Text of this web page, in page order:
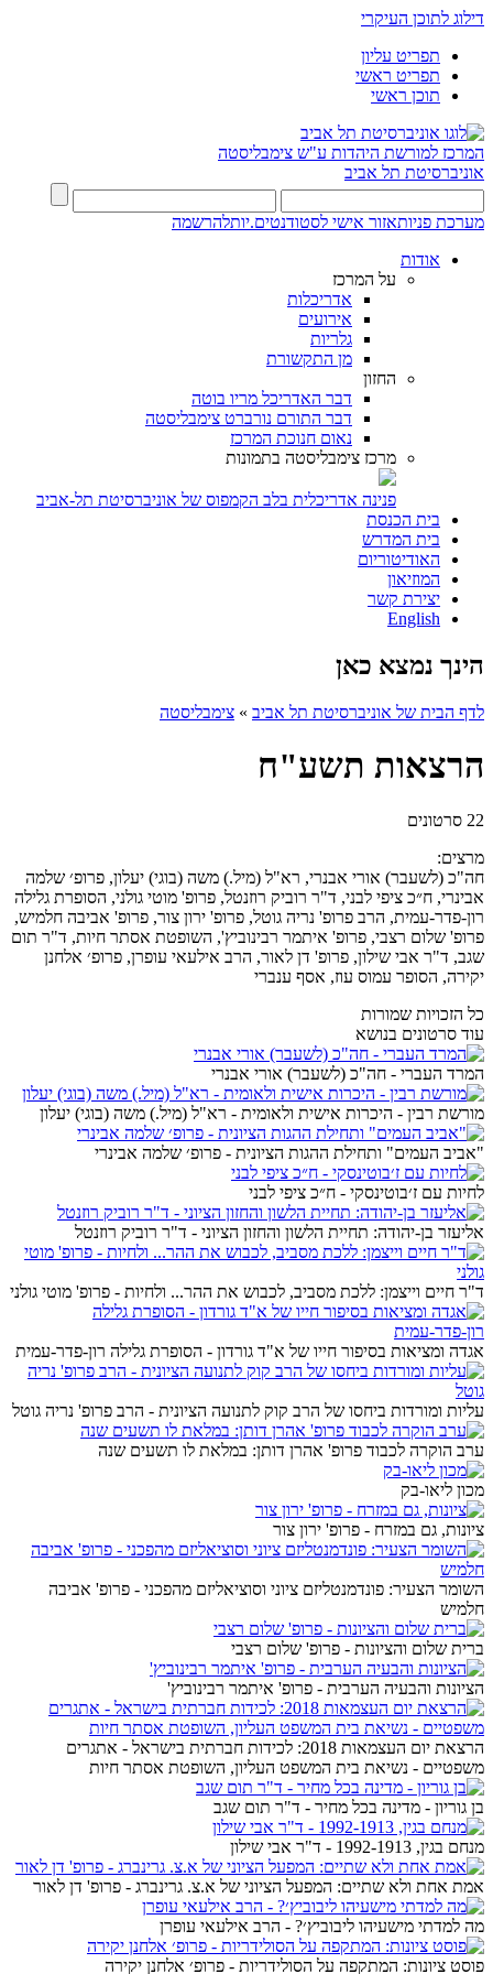
דילוג לתוכן העיקרי
תפריט עליון
תפריט ראשי
תוכן ראשי
המרכז למורשת היהדות ע"ש צימבליסטה
אוניברסיטת תל אביב
מערכת פניותאזור אישי לסטודנטים.יותלהרשמה
אודות
על המרכז
אדריכלות
אירועים
גלריות
מן התקשורת
החזון
דבר האדריכל מריו בוטה
דבר התורם נורברט צימבליסטה
נאום חנוכת המרכז
מרכז צימבליסטה בתמונות
פנינה אדריכלית בלב הקמפוס של אוניברסיטת תל-אביב
בית הכנסת
בית המדרש
האודיטוריום
המוזיאון
יצירת קשר
English
הינך נמצא כאן
לדף הבית של אוניברסיטת תל אביב » צימבליסטה
הרצאות תשע"ח
22 סרטונים
מרצים:
חה"כ (לשעבר) אורי אבנרי, רא"ל (מיל.) משה (בוגי) יעלון, פרופ׳ שלמה
אבינרי, ח״כ ציפי לבני, ד"ר רוביק רוזנטל, פרופ' מוטי גולני, הסופרת גלילה
רון-פדר-עמית, הרב פרופ' נריה גוטל, פרופ' ירון צור, פרופ' אביבה חלמיש,
פרופ' שלום רצבי, פרופ' איתמר רבינוביץ', השופטת אסתר חיות, ד"ר תום
שגב, ד"ר אבי שילון, פרופ' דן לאור, הרב אילעאי עופרן, פרופ׳ אלחנן
יקירה, הסופר עמוס עוז, אסף ענברי
כל הזכויות שמורות
עוד סרטונים בנושא
המרד העברי - חה"כ (לשעבר) אורי אבנרי
מורשת רבין - היכרות אישית ולאומית - רא"ל (מיל.) משה (בוגי) יעלון
"אביב העמים" ותחילת ההגות הציונית - פרופ׳ שלמה אבינרי
לחיות עם ז׳בוטינסקי - ח״כ ציפי לבני
אליעזר בן-יהודה: תחיית הלשון והחזון הציוני - ד"ר רוביק רוזנטל
ד"ר חיים וייצמן: ללכת מסביב, לכבוש את ההר... ולחיות - פרופ' מוטי גולני
אגדה ומציאות בסיפור חייו של א"ד גורדון - הסופרת גלילה רון-פדר-עמית
עליות ומורדות ביחסו של הרב קוק לתנועה הציונית - הרב פרופ' נריה גוטל
ערב הוקרה לכבוד פרופ' אהרן דותן: במלאת לו תשעים שנה
מכון ליאו-בק
ציונות, גם במזרח - פרופ' ירון צור
השומר הצעיר: פונדמנטליזם ציוני וסוציאליזם מהפכני - פרופ' אביבה
חלמיש
ברית שלום והציונות - פרופ' שלום רצבי
הציונות והבעיה הערבית - פרופ' איתמר רבינוביץ'
הרצאת יום העצמאות 2018: לכידות חברתית בישראל - אתגרים
משפטיים - נשיאת בית המשפט העליון, השופטת אסתר חיות
בן גוריון - מדינה בכל מחיר - ד"ר תום שגב
מנחם בגין, 1992-1913 - ד"ר אבי שילון
אמת אחת ולא שתיים: המפעל הציוני של א.צ. גרינברג - פרופ' דן לאור
מה למדתי מישעיהו ליבוביץ׳? - הרב אילעאי עופרן
פוסט ציונות: המתקפה על הסולידריות - פרופ׳ אלחנן יקירה